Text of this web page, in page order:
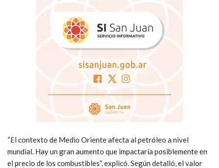
“El contexto de Medio Oriente afecta al petróleo a nivel
mundial. Hay un gran aumento que impactaría posiblemente en
el precio de los combustibles”, explicó. Según detalló, el valor